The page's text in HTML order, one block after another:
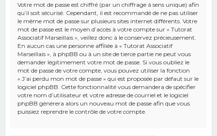
Votre mot de passe est chiffré (par un chiffrage à sens unique) afin
qu’il soit sécurisé. Cependant, il est recommandé de ne pas utiliser
le même mot de passe sur plusieurs sites internet différents. Votre
mot de passe est le moyen d’accès à votre compte sur « Tutorat
Associatif Marseillais », veillez donc à le conservez précieusement.
En aucun cas une personne affiliée à « Tutorat Associatif
Marseillais », à phpBB ou à un site de tierce partie ne peut vous
demander légitimement votre mot de passe. Si vous oubliez le
mot de passe de votre compte, vous pouvez utiliser la fonction
« J’ai perdu mon mot de passe » qui est proposée par défaut sur le
logiciel phpBB. Cette fonctionnalité vous demandera de spécifier
votre nom d’utilisateur et votre adresse de courriel et le logiciel
phpBB générera alors un nouveau mot de passe afin que vous
puissiez reprendre le contrôle de votre compte.